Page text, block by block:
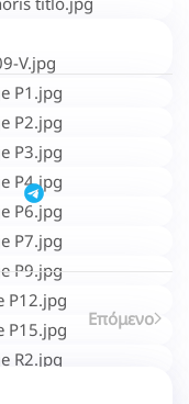
μπορείτε να
Επόμενο